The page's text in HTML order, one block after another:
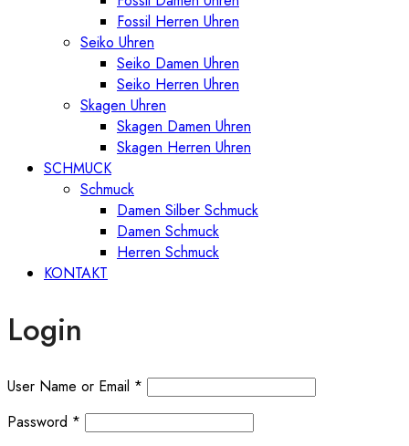
Fossil Herren Uhren
Seiko Uhren
Seiko Damen Uhren
Seiko Herren Uhren
Skagen Uhren
Skagen Damen Uhren
Skagen Herren Uhren
SCHMUCK
Schmuck
Damen Silber Schmuck
Damen Schmuck
Herren Schmuck
KONTAKT
Login
User Name or Email *
Password *